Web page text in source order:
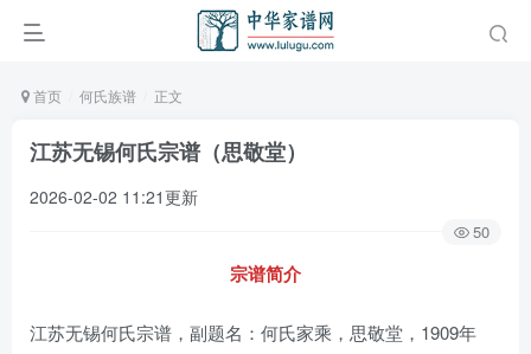
首页 何氏族谱 正文
江苏无锡何氏宗谱（思敬堂）
2026-02-02 11:21更新
50
宗谱简介
江苏无锡何氏宗谱，副题名：何氏家乘，思敬堂，1909年